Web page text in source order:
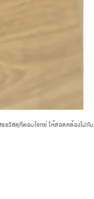
รวัสดุที่ตอบโจทย์ ให้สอดคล้องไปกับ